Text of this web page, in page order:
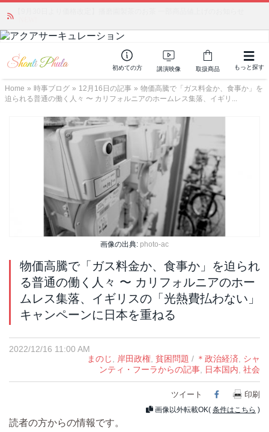
初めての方 講演映像 取扱商品 もっと探す
Home » 時事ブログ » 12月16日の記事 » 物価高騰で「ガス料金か、食事か」を
迫られる普通の働く人々 〜 カリフォルニアのホームレス集落、イギリ...
画像の出典: photo-ac
物価高騰で「ガス料金か、食事か」を迫られ
る普通の働く人々 〜 カリフォルニアのホー
ムレス集落、イギリスの「光熱費払わない」
キャンペーンに日本を重ねる
2022/12/16 11:00 AM
まのじ, 岸田政権, 貧困問題 / ＊政治経済, シャ
ンティ・フーラからの記事, 日本国内, 社会
ツイート Facebook
印刷
画像以外転載OK( 条件はこちら )
読者の方からの情報です。